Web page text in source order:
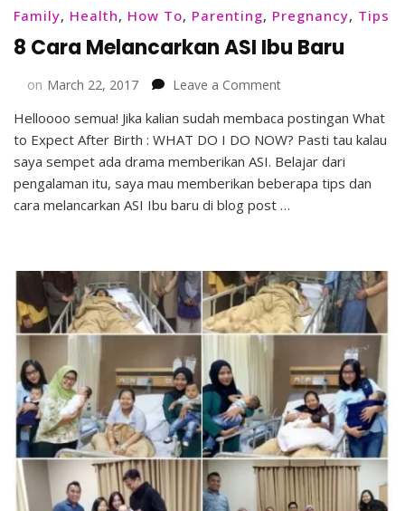
Family, Health, How To, Parenting, Pregnancy, Tips
8 Cara Melancarkan ASI Ibu Baru
on March 22, 2017 Leave a Commenton
Cara
Melancarkan
ASI
Ibu
Baru
Helloooo semua! Jika kalian sudah membaca postingan What
to Expect After Birth : WHAT DO I DO NOW? Pasti tau kalau
saya sempet ada drama memberikan ASI. Belajar dari
pengalaman itu, saya mau memberikan beberapa tips dan
cara melancarkan ASI Ibu baru di blog post …